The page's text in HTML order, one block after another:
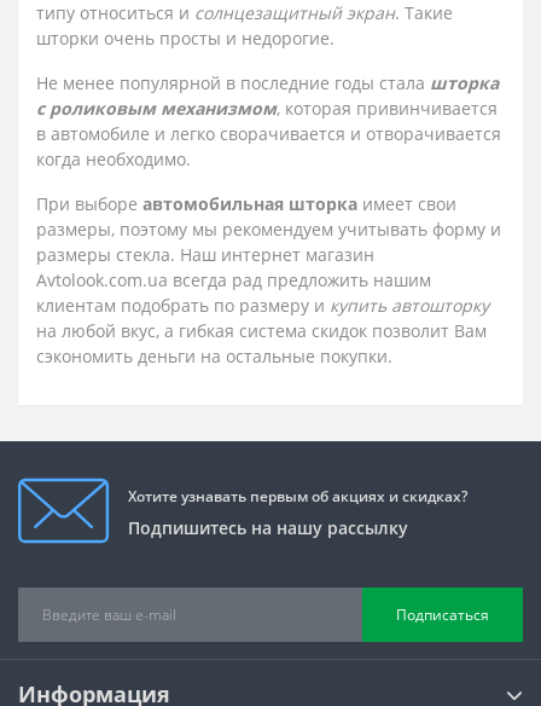
типу относиться и солнцезащитный экран. Такие
шторки очень просты и недорогие.
Не менее популярной в последние годы стала шторка
с роликовым механизмом, которая привинчивается
в автомобиле и легко сворачивается и отворачивается
когда необходимо.
При выборе автомобильная шторка имеет свои
размеры, поэтому мы рекомендуем учитывать форму и
размеры стекла. Наш интернет магазин
Avtolook.com.ua всегда рад предложить нашим
клиентам подобрать по размеру и купить автошторку
на любой вкус, а гибкая система скидок позволит Вам
сэкономить деньги на остальные покупки.
Хотите узнавать первым об акциях и скидках?
Подпишитесь на нашу рассылку
Подписаться
Информация